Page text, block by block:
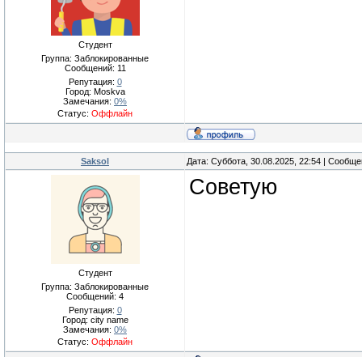
Студент
Группа: Заблокированные
Сообщений: 11
Репутация: 0
Город: Moskva
Замечания: 0%
Статус: Оффлайн
Saksol Дата: Суббота, 30.08.2025, 22:54 |
Студент
Группа: Заблокированные
Сообщений: 4
Репутация: 0
Город: city name
Замечания: 0%
Статус: Оффлайн
Советую